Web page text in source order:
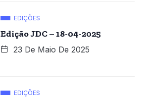
EDIÇÕES
Edição JDC – 18-04-2025
23 De Maio De 2025
EDIÇÕES